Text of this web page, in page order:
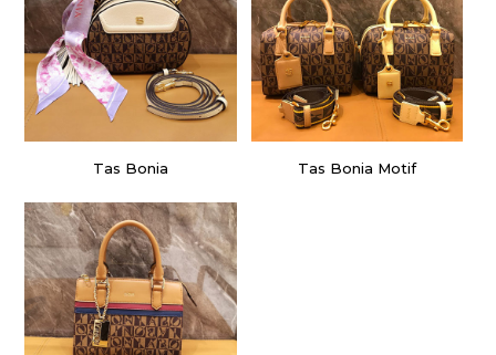
Tas Bonia Tas Bonia Motif